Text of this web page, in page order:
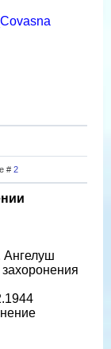
# 2
Ангелуш